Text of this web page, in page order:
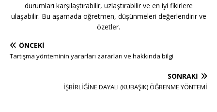
durumları karşılaştırabilir, uzlaştırabilir ve en iyi fikirlere
ulaşabilir. Bu aşamada öğretmen, düşünmeleri değerlendirir ve
özetler.
ÖNCEKI
Tartışma yönteminin yararları zararları ve hakkında bilgi
SONRAKI
İŞBİRLİĞİNE DAYALI (KUBAŞIK) ÖĞRENME YÖNTEMİ